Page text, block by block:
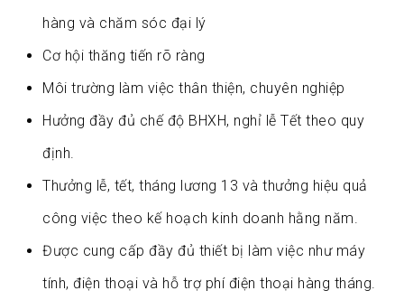
hàng và chăm sóc đại lý
Cơ hội thăng tiến rõ ràng
Môi trường làm việc thân thiện, chuyên nghiệp
Hưởng đầy đủ chế độ BHXH, nghỉ lễ Tết theo quy
định.
Thưởng lễ, tết, tháng lương 13 và thưởng hiệu quả
công việc theo kế hoạch kinh doanh hằng năm.
Được cung cấp đầy đủ thiết bị làm việc như máy
tính, điện thoại và hỗ trợ phí điện thoại hàng tháng.